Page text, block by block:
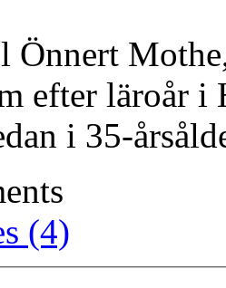
Önnert
efter läroår i
i 35-
(4)